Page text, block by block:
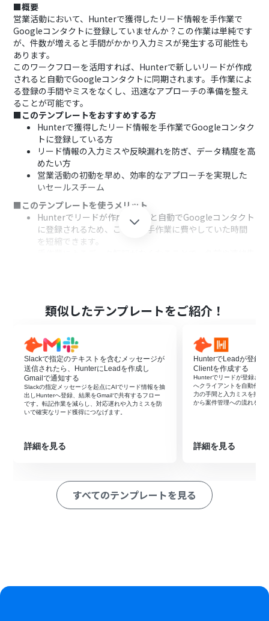
■概要
営業活動において、Hunterで獲得したリード情報を手作業で
Googleコンタクトに登録していませんか？この作業は単純です
が、件数が増えると手間がかかり入力ミスが発生する可能性も
あります。
このワークフローを活用すれば、Hunterで新しいリードが作成
されると自動でGoogleコンタクトに同期されます。手作業によ
る登録の手間やミスをなくし、迅速なアプローチの準備を整え
ることが可能です。
■このテンプレートをおすすめする方
Hunterで獲得したリード情報を手作業でGoogleコンタク
トに登録している方
リード情報の入力ミスや反映漏れを防ぎ、データ精度を高
めたい方
営業活動の初動を早め、効率的なアプローチを実現した
いセールスチーム
■このテンプレートを使うメリット
Hunterでリードが作成されると自動でGoogleコンタクト
に登録されるため、これまで手作業に費やしていた時間
を短縮できます。
はじめに、HunterとGoogleコンタクトをYoomと連携し
ます。
いうアクションを設定します。
最後に、オペレーションでGoogleコンタクトを選択し、
「連絡先を作成」アクションを設定し、トリガーで取得し
たリード情報を紐付けます。
※「トリガー」：フロー起動のきっかけとなるアクション、「オ
ペレーション」：トリガー起動後、フロー内で処理を行うアク
Googleコンタクトに連絡先を作成する際、登録する情報
Googleコンタクトの対応する項目に自動で埋め込む設定
が可能です。
ご注意ください。
類似したテンプレートをご紹介！
Slackで指定のテキストを含むメッセージが
送信されたら、HunterにLeadを作成し
Gmailで通知する
Slackの指定メッセージを起点にAIでリード情報を抽
出しHunterへ登録、結果をGmailで共有するフロー
です。転記作業を減らし、対応遅れや入力ミスを防
いで確実なリード獲得につなげます。
詳細を見る
HunterでLeadが登録
Clientを作成する
Hunterでリードが登録され
へクライアントを自動作成
力の手間と入力ミスを抑え
から案件管理への流れをス
詳細を見る
すべてのテンプレートを見る